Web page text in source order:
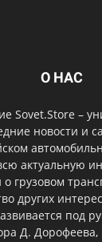
О НАС
Sovet.Store –
новости и
актуальную
о грузовом
других
под
Д.